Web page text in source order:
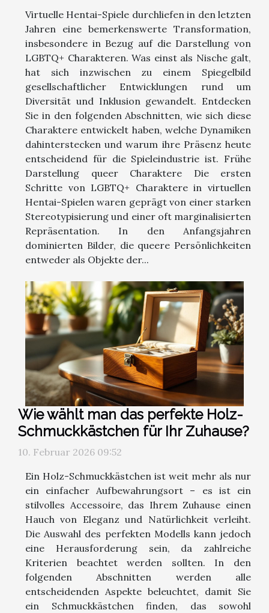
Virtuelle Hentai-Spiele durchliefen in den letzten
Jahren eine bemerkenswerte Transformation,
insbesondere in Bezug auf die Darstellung von
LGBTQ+ Charakteren. Was einst als Nische galt,
hat sich inzwischen zu einem Spiegelbild
gesellschaftlicher Entwicklungen rund um
Diversität und Inklusion gewandelt. Entdecken
Sie in den folgenden Abschnitten, wie sich diese
Charaktere entwickelt haben, welche Dynamiken
dahinterstecken und warum ihre Präsenz heute
entscheidend für die Spieleindustrie ist. Frühe
Darstellung queer Charaktere Die ersten
Schritte von LGBTQ+ Charaktere in virtuellen
Hentai-Spielen waren geprägt von einer starken
Stereotypisierung und einer oft marginalisierten
Repräsentation. In den Anfangsjahren
dominierten Bilder, die queere Persönlichkeiten
entweder als Objekte der...
Wie wählt man das perfekte Holz-
Schmuckkästchen für Ihr Zuhause?
10. Februar 2026 09:52
Ein Holz-Schmuckkästchen ist weit mehr als nur
ein einfacher Aufbewahrungsort – es ist ein
stilvolles Accessoire, das Ihrem Zuhause einen
Hauch von Eleganz und Natürlichkeit verleiht.
Die Auswahl des perfekten Modells kann jedoch
eine Herausforderung sein, da zahlreiche
Kriterien beachtet werden sollten. In den
folgenden Abschnitten werden alle
entscheidenden Aspekte beleuchtet, damit Sie
ein Schmuckkästchen finden, das sowohl